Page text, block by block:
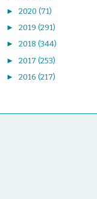
► 2020 (71)
► 2019 (291)
► 2018 (344)
► 2017 (253)
► 2016 (217)